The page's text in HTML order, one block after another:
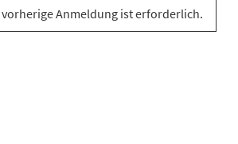
vorherige Anmeldung ist erforderlich.